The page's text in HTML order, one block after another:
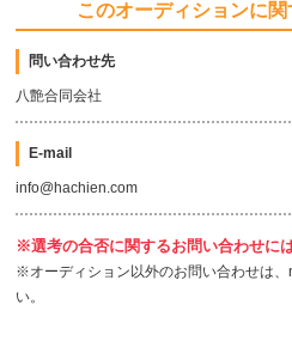
このオーディションに
問い合わせ先
八艶合同会社
E-mail
info@hachien.com
※選考の合否に関するお問い合わせに
※オーディション以外のお問い合わせは
い。